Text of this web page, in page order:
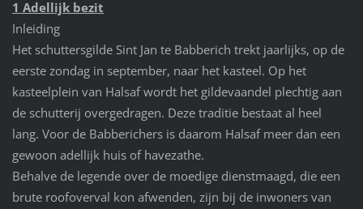
1 Adellijk bezit
Inleiding
Het schuttersgilde Sint Jan te Babberich trekt jaarlijks, op de
eerste zondag in september, naar het kasteel. Op het
kasteelplein van Halsaf wordt het gildevaandel plechtig aan
de schutterij overgedragen. Deze traditie bestaat al heel
lang. Voor de Babberichers is daarom Halsaf meer dan een
gewoon adellijk huis of havezathe.
Behalve de legende over de moedige dienstmaagd, die een
brute roofoverval kon afwenden, zijn bij de inwoners van